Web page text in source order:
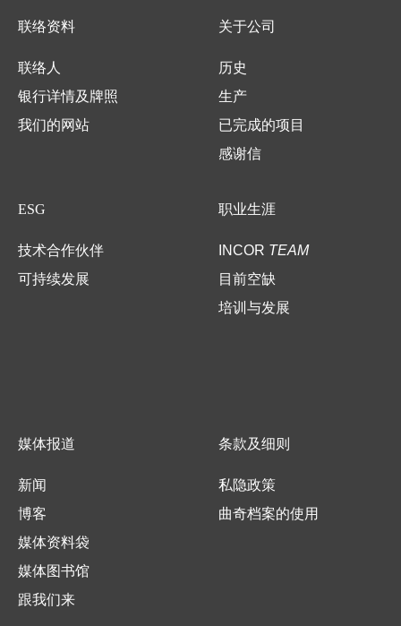
联络资料
联络人
银行详情及牌照
我们的网站
关于公司
历史
生产
已完成的项目
感谢信
ESG
技术合作伙伴
可持续发展
职业生涯
INCOR TEAM
目前空缺
培训与发展
媒体报道
新闻
博客
媒体资料袋
媒体图书馆
跟我们来
条款及细则
私隐政策
曲奇档案的使用